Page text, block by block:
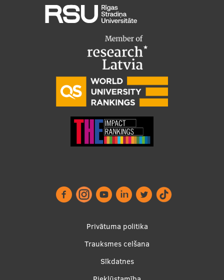
Privātuma politika
Trauksmes celšana
Sīkdatnes